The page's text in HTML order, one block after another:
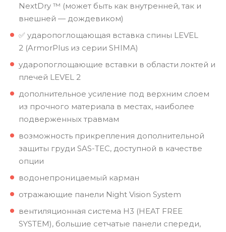
NextDry ™ (может быть как внутренней, так и
внешней — дождевиком)
✅ ударопоглощающая вставка спины LEVEL
2 (ArmorPlus из серии SHIMA)
ударопоглощающие вставки в области локтей и
плечей LEVEL 2
дополнительное усиление под верхним слоем
из прочного материала в местах, наиболее
подверженных травмам
возможность прикрепления дополнительной
защиты груди SAS-TEC, доступной в качестве
опции
водонепроницаемый карман
отражающие панели Night Vision System
вентиляционная система H3 (HEAT FREE
SYSTEM), большие сетчатые панели спереди,